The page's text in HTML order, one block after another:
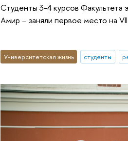
Студенты 3-4 курсов
Амир – заняли первое место на
Университетская жизнь студенты